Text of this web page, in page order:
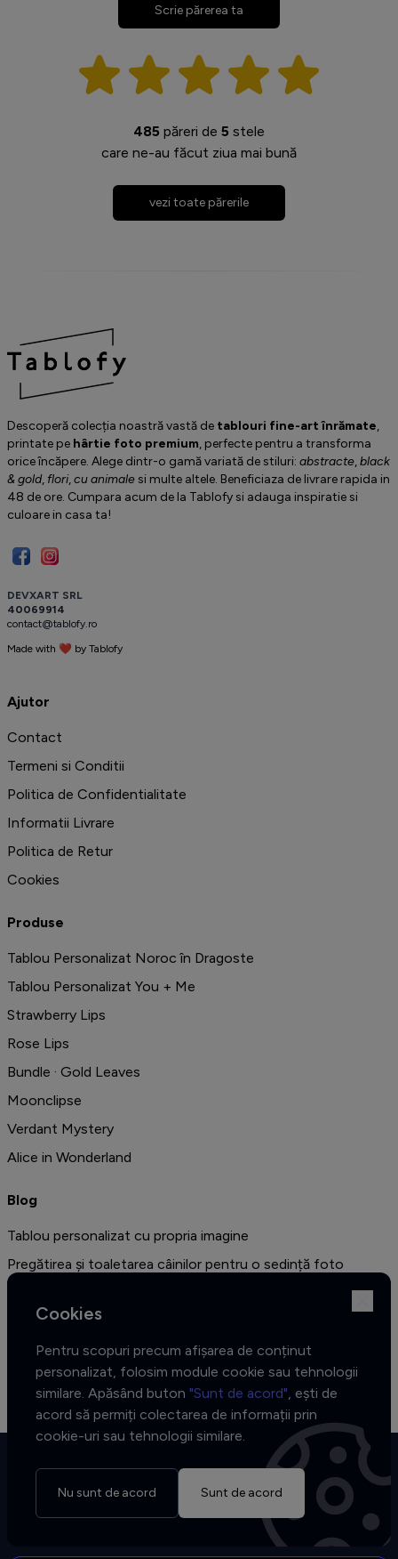
Scrie părerea ta
485 păreri de 5 stele
care ne-au făcut ziua mai bună
vezi toate părerile
Descoperă colecția noastră vastă de tablouri fine-art înrămate,
printate pe hârtie foto premium, perfecte pentru a transforma
orice încăpere. Alege dintr-o gamă variată de stiluri: abstracte,black
& gold, flori,cu animalesi multe altele. Beneficiaza de livrare rapida in
48 de ore. Cumpara acum de la Tablofy si adauga inspiratie si
culoare in casa ta!
DEVXART SRL
40069914
contact@tablofy.ro
Made with ❤ by Tablofy
Ajutor
Contact
Termeni si Conditii
Politica de Confidentialitate
Informatii Livrare
Politica de Retur
Cookies
Produse
Tablou Personalizat Noroc în Dragoste
Tablou Personalizat You + Me
Strawberry Lips
Rose Lips
Bundle · Gold Leaves
Moonclipse
Verdant Mystery
Alice in Wonderland
Blog
Tablou personalizat cu propria imagine
Pregătirea și toaletarea câinilor pentru o sedință foto
profesională
Amenajarea unui dormitor în stil vintage - cele mai bune idei
Colecția African Muse - Cele trei fețe ale inspirației
Copyrights © 2026 Tablofy
Cookies
Pentru scopuri precum afișarea de conținut
personalizat, folosim module cookie sau tehnologii
similare. Apăsând buton "Sunt de acord", ești de
acord să permiți colectarea de informații prin
cookie-uri sau tehnologii similare.
Nu sunt de acord Sunt de acord